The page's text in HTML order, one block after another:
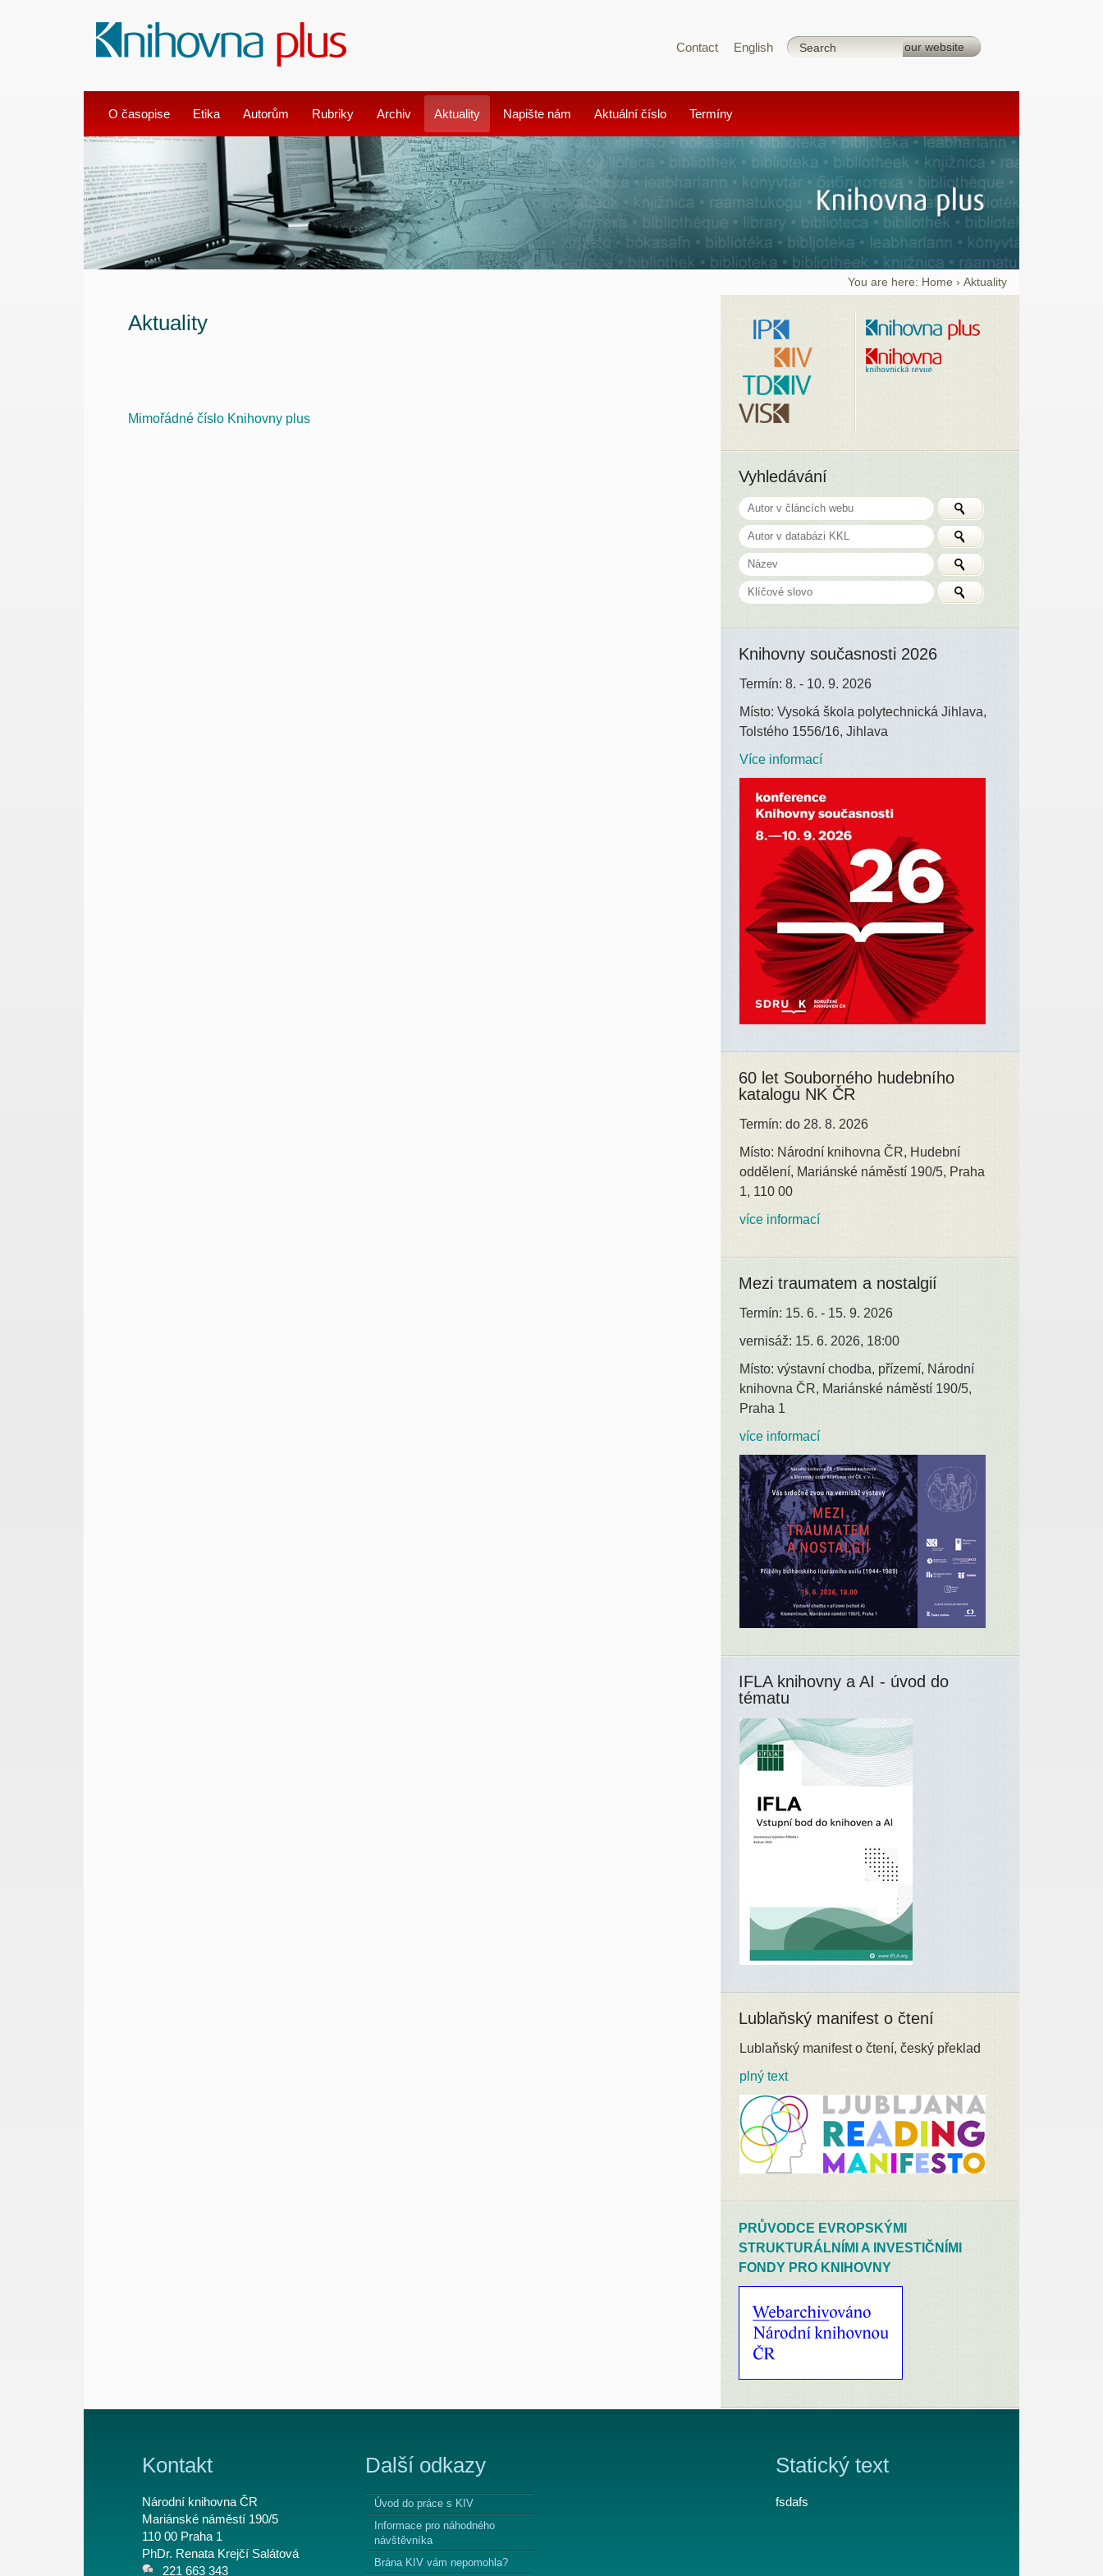
Contact English
O časopise Etika Autorům Rubriky Archiv Aktuality Napište nám Aktuální číslo Termíny
You are here: Home ›Aktuality
Aktuality
Mimořádné číslo Knihovny plus
Vyhledávání
Knihovny současnosti 2026
Termín: 8. - 10. 9. 2026
Místo: Vysoká škola polytechnická Jihlava,
Tolstého 1556/16, Jihlava
Více informací
60 let Souborného hudebního
katalogu NK ČR
Termín: do 28. 8. 2026
Místo: Národní knihovna ČR, Hudební
oddělení, Mariánské náměstí 190/5, Praha
1, 110 00
více informací
Mezi traumatem a nostalgií
Termín: 15. 6. - 15. 9. 2026
vernisáž: 15. 6. 2026, 18:00
Místo: výstavní chodba, přízemí, Národní
knihovna ČR, Mariánské náměstí 190/5,
Praha 1
více informací
IFLA knihovny a AI - úvod do
tématu
Lublaňský manifest o čtení
Lublaňský manifest o čtení, český překlad
plný text
PRŮVODCE EVROPSKÝMI
STRUKTURÁLNÍMI A INVESTIČNÍMI
FONDY PRO KNIHOVNY
Kontakt
Národní knihovna ČR
Mariánské náměstí 190/5
110 00 Praha 1
PhDr. Renata Krejčí Salátová
221 663 343
Další odkazy
Úvod do práce s KIV
Informace pro náhodného
návštěvníka
Brána KIV vám nepomohla?
Statický text
fsdafs